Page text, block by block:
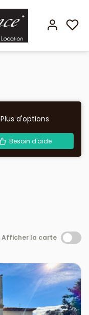
Plus d'options
Besoin d'aide
Afficher la carte